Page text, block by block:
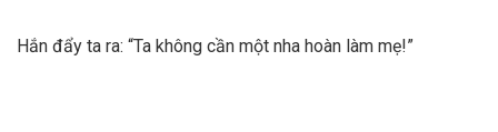
Hắn đẩy ta ra: “Ta không cần một nha hoàn làm mẹ!”